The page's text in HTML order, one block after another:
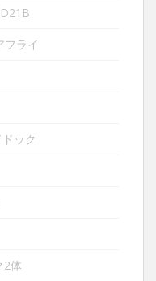
フライ
ック
2体